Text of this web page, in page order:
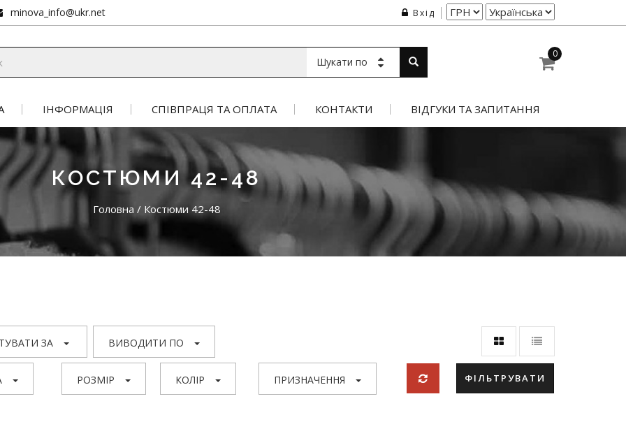
minova_info@ukr.net Вхід
Шукати по
0
ІНФОРМАЦІЯ СПІВПРАЦЯ ТА ОПЛАТА КОНТАКТИ ВІДГУКИ ТА ЗАПИТАННЯ
КОСТЮМИ 42-48
Головна / Костюми 42-48
ЗА ВИВОДИТИ ПО
РОЗМІР КОЛІР ПРИЗНАЧЕННЯ ФІЛЬТРУВАТИ